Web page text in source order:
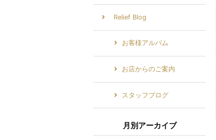
Relief Blog
お客様アルバム
お店からのご案内
スタッフブログ
月別アーカイブ